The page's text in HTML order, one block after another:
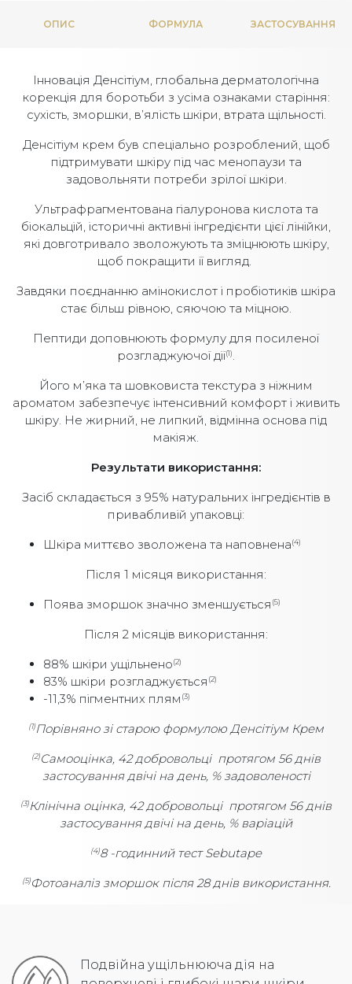
ОПИС ФОРМУЛА ЗАСТОСУВАННЯ
Інновація Денсітіум, глобальна дерматологічна
корекція для боротьби з усіма ознаками старіння:
сухість, зморшки, в’ялість шкіри, втрата щільності.
Денсітіум крем був спеціально розроблений, щоб
підтримувати шкіру під час менопаузи та
задовольняти потреби зрілої шкіри.
Ультрафрагментована гіалуронова кислота та
біокальцій, історичні активні інгредієнти цієї лінійки,
які довготривало зволожують та зміцнюють шкіру,
щоб покращити її вигляд.
Завдяки поєднанню амінокислот і пробіотиків шкіра
стає більш рівною, сяючою та міцною.
Пептиди доповнюють формулу для посиленої
розгладжуючої дії(1).
Його м’яка та шовковиста текстура з ніжним
ароматом забезпечує інтенсивний комфорт і живить
шкіру. Не жирний, не липкий, відмінна основа під
макіяж.
Результати використання:
Засіб складається з 95% натуральних інгредієнтів в
привабливій упаковці:
Шкіра миттєво зволожена та наповнена(4)
Після 1 місяця використання:
Поява зморшок значно зменшується (5)
Після 2 місяців використання:
88% шкіри ущільнено(2)
83% шкіри розгладжується (2)
-11,3% пігментних плям (3)
(1)Порівняно зі старою формулою Денсітіум Крем
(2)Самооцінка, 42 добровольці протягом 56 днів
застосування двічі на день, % задоволеності
(3)Клінічна оцінка, 42 добровольці протягом 56 днів
застосування двічі на день, % варіацій
(4)8 -годинний тест Sebutape
(5)Фотоаналіз зморшок після 28 днів використання.
Подвійна ущільнююча дія на